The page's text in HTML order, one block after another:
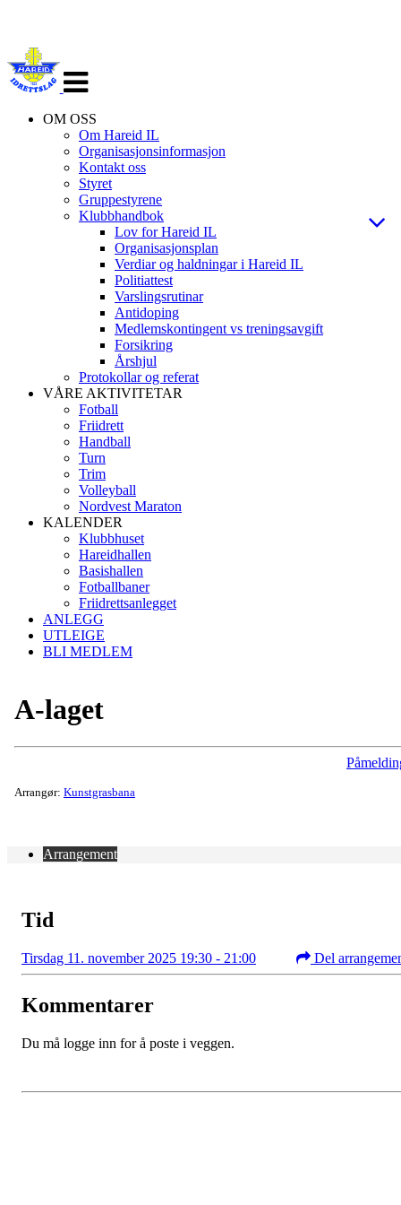
navigasjon
OM OSS
Om Hareid IL
Organisasjonsinformasjon
Kontakt oss
Styret
Gruppestyrene
Klubbhandbok
Lov for Hareid IL
Organisasjonsplan
Verdiar og haldningar i Hareid IL
Politiattest
Varslingsrutinar
Antidoping
Medlemskontingent vs treningsavgift
Forsikring
Årshjul
Protokollar og referat
VÅRE AKTIVITETAR
Fotball
Friidrett
Handball
Turn
Trim
Volleyball
Nordvest Maraton
KALENDER
Klubbhuset
Hareidhallen
Basishallen
Fotballbaner
Friidrettsanlegget
ANLEGG
UTLEIGE
BLI MEDLEM
A-laget
Arrangør: Kunstgrasbana
Arrangement
Tid
Tirsdag 11. november 2025 19:30 - 21:00 Del
Kommentarer
Du må logge inn for å poste i veggen.